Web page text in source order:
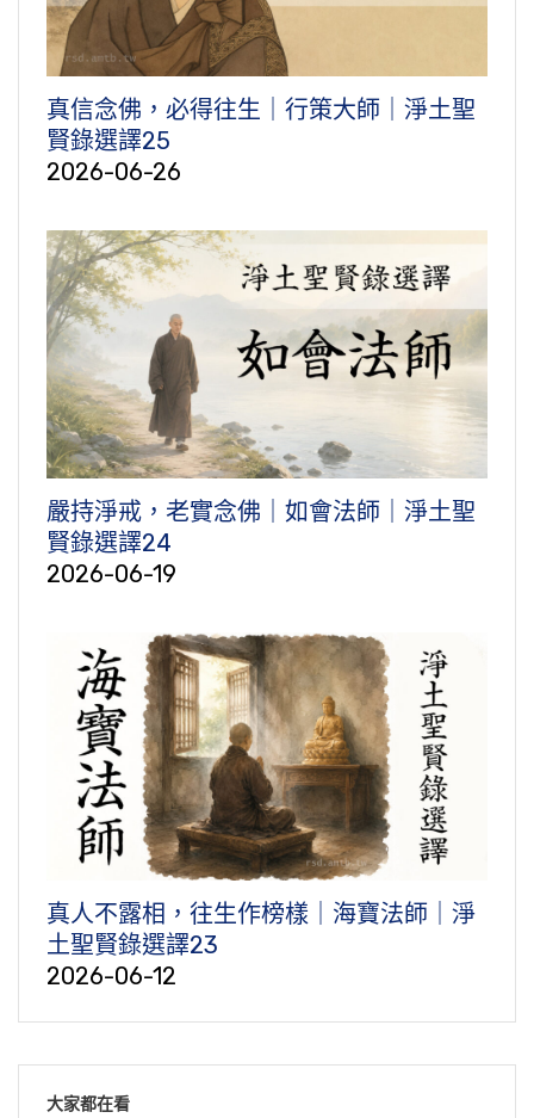
真信念佛，必得往生｜行策大師｜淨土聖
賢錄選譯25
2026-06-26
嚴持淨戒，老實念佛｜如會法師｜淨土聖
賢錄選譯24
2026-06-19
真人不露相，往生作榜樣｜海寶法師｜淨
土聖賢錄選譯23
2026-06-12
大家都在看